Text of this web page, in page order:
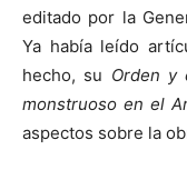
editado por la
Ya había leído
hecho, su Orden y
monstruoso en el
aspectos sobre la